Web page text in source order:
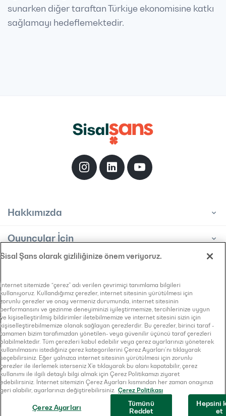
sunarken diğer taraftan Türkiye ekonomisine katkı
sağlamayı hedeflemektedir.
Hakkımızda
Oyuncular İçin
Bilgi Toplumu Hizmeti
KVKK Aydınlatma Metni
Bilgi Edinme Başvuru Formu
Çerez Politikası
Gizlilik Sözleşmesi
© 2026Sisal Şans. Tüm Hakları Saklıdır
Site Designed & Created by
Sisal Şans olarak gizliliğinize önem veriyoruz.
İnternet sitemizde “çerez” adı verilen çevrimiçi tanımlama bilgileri
kullanıyoruz. Kullandığımız çerezler, internet sitesinin yürütülmesi için
zorunlu çerezler ve onay vermeniz durumunda, internet sitesinin
performansını ve gezinme deneyiminizi iyileştirmemize, tercihlerinize uygun
ve kişiselleştirilmiş bildirimler iletebilmemize ve internet sitesini sizin için
kişiselleştirebilmemize olanak sağlayan çerezlerdir. Bu çerezler, birinci taraf -
tamamen bizim tarafımızdan yönetilen- veya güvenilir üçüncü taraf çerezleri
olabilmektedir. Tüm çerezleri kabul edebilir veya çerez ayarlarınızı yöneterek
kullanılmasını istediğiniz çerez kategorilerini Çerez Ayarları’nı tıklayarak
seçebilirsiniz. Eğer yalnızca internet sitesinin yürütülmesi için zorunlu
çerezler ile ilerlemek isterseniz X’e tıklayarak bu alanı kapatabilir, çerez
kullanımı ile ilgili detaylı bilgi almak için Çerez Politikamızı ziyaret
edebilirsiniz. İnternet sitemizin Çerez Ayarları kısmından her zaman onayınızı
geri alabilir, ayarlarınızı değiştirebilirsiniz. Çerez Politikası
Çerez Ayarları
Tümünü
Reddet
Hepsini
et